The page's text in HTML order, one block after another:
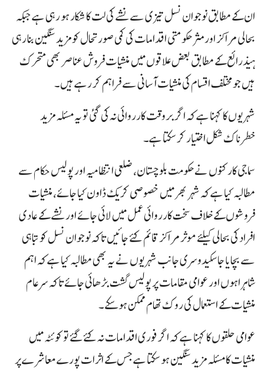
ان کے مطابق نوجوان نسل تیزی سے نشے کی لت کا شکار ہو رہی ہے جبکہ
بحالی مراکز اور مثر حکومتی اقدامات کی کمی صورتحال کو مزید سنگین بنا رہی
ہیذرائع کے مطابق بعض علاقوں میں منشیات فروش عناصر بھی متحرک
ہیں جو مختلف اقسام کی منشیات آسانی سے فراہم کر رہے ہیں۔
شہریوں کا کہنا ہے کہ اگر بروقت کارروائی نہ کی گئی تو یہ مسئلہ مزید
خطرناک شکل اختیار کر سکتا ہے۔
سماجی کارکنوں نے حکومت بلوچستان، ضلعی انتظامیہ اور پولیس حکام سے
مطالبہ کیا ہے کہ شہر بھر میں خصوصی کریک ڈاون کیا جائے، منشیات
فروشوں کے خلاف سخت کارروائی عمل میں لائی جائے اور نشے کے عادی
افراد کی بحالی کیلئے موثر مراکز قائم کئے جائیں تاکہ نوجوان نسل کو تباہی
سے بچایا جا سکیدوسری جانب شہریوں نے یہ بھی مطالبہ کیا ہے کہ اہم
شاہراہوں اور عوامی مقامات پر پولیس گشت بڑھائی جائے تاکہ سرعام
منشیات کے استعمال کی روک تھام ممکن ہو سکے۔
عوامی حلقوں کا کہنا ہے کہ اگر فوری اقدامات نہ کئے گئے تو کوئٹہ میں
منشیات کا مسئلہ مزید سنگین ہو سکتا ہے جس کے اثرات پورے معاشرے پر